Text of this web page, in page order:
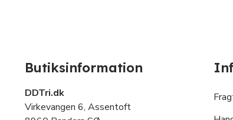
Butiksinformation
DDTri.dk
Virkevangen 6, Assentoft